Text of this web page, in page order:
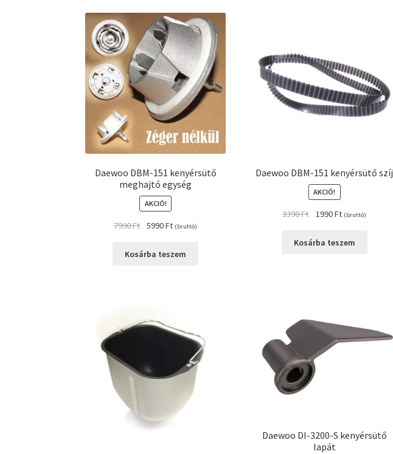
Daewoo DBM-151 kenyérsütő
meghajtó egység
AKCIÓ!
7990Ft
Original
was:
5990FtCurrent
is:
(bruttó)
Kosárba teszem
Daewoo DBM-151 kenyérsütő szíj
AKCIÓ!
3390Ft
Original
was:
1990FtCurrent
is:
(bruttó)
Kosárba teszem
Daewoo DI-3200-S kenyérsütő
lapát